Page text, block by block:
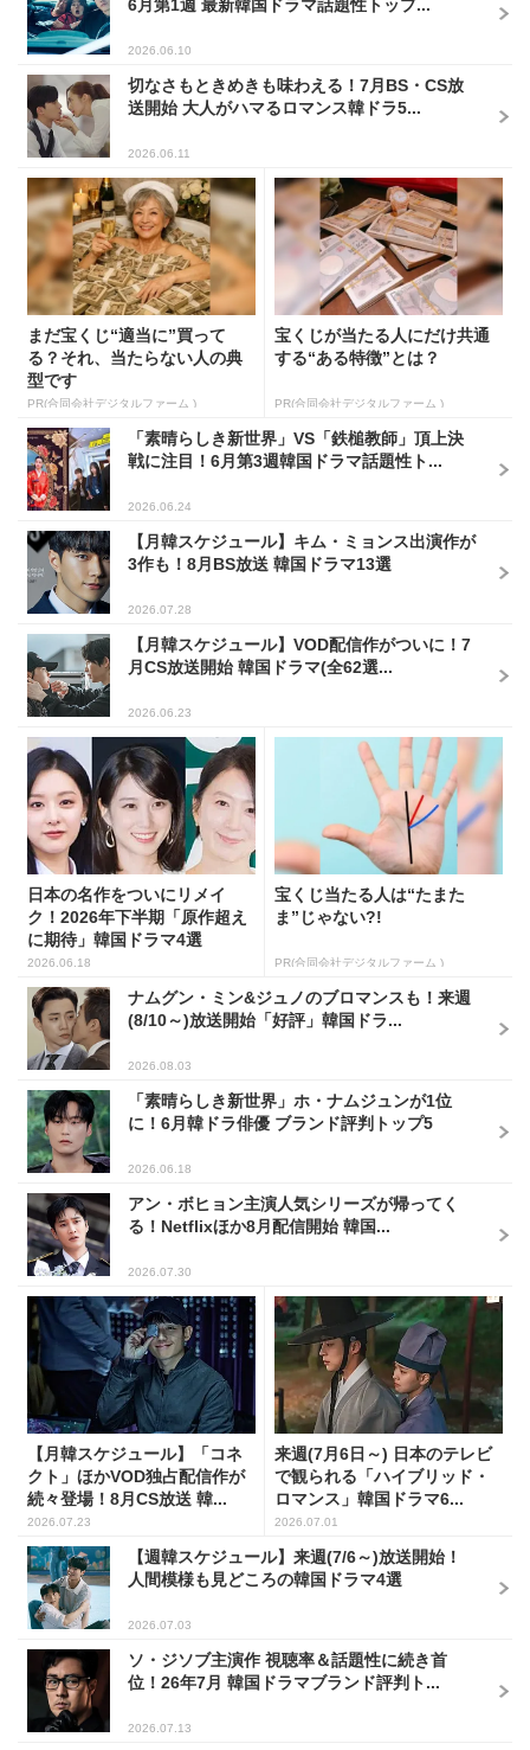
6月第1週 最新韓国ドラマ話題性トップ...
2026.06.10
切なさもときめきも味わえる！7月BS・CS放
送開始 大人がハマるロマンス韓ドラ5...
2026.06.11
まだ宝くじ“適当に”買って
る？それ、当たらない人の典
型です
PR(合同会社デジタルファーム )
宝くじが当たる人にだけ共通
する“ある特徴”とは？
PR(合同会社デジタルファーム )
「素晴らしき新世界」VS「鉄槌教師」頂上決
戦に注目！6月第3週韓国ドラマ話題性ト...
2026.06.24
【月韓スケジュール】キム・ミョンス出演作が
3作も！8月BS放送 韓国ドラマ13選
2026.07.28
【月韓スケジュール】VOD配信作がついに！7
月CS放送開始 韓国ドラマ(全62選...
2026.06.23
日本の名作をついにリメイ
ク！2026年下半期「原作超え
に期待」韓国ドラマ4選
2026.06.18
宝くじ当たる人は“たまた
ま”じゃない?!
PR(合同会社デジタルファーム )
ナムグン・ミン&ジュノのブロマンスも！来週
(8/10～)放送開始「好評」韓国ドラ...
2026.08.03
「素晴らしき新世界」ホ・ナムジュンが1位
に！6月韓ドラ俳優 ブランド評判トップ5
2026.06.18
アン・ボヒョン主演人気シリーズが帰ってく
る！Netflixほか8月配信開始 韓国...
2026.07.30
【月韓スケジュール】「コネ
クト」ほかVOD独占配信作が
続々登場！8月CS放送 韓...
2026.07.23
来週(7月6日～) 日本のテレビ
で観られる「ハイブリッド・
ロマンス」韓国ドラマ6...
2026.07.01
【週韓スケジュール】来週(7/6～)放送開始！
人間模様も見どころの韓国ドラマ4選
2026.07.03
ソ・ジソブ主演作 視聴率＆話題性に続き首
位！26年7月 韓国ドラマブランド評判ト...
2026.07.13